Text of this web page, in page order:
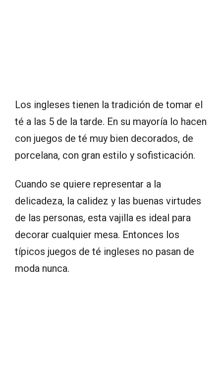
Los ingleses tienen la tradición de tomar el
té a las 5 de la tarde. En su mayoría lo hacen
con juegos de té muy bien decorados, de
porcelana, con gran estilo y sofisticación.
Cuando se quiere representar a la
delicadeza, la calidez y las buenas virtudes
de las personas, esta vajilla es ideal para
decorar cualquier mesa. Entonces los
típicos juegos de té ingleses no pasan de
moda nunca.